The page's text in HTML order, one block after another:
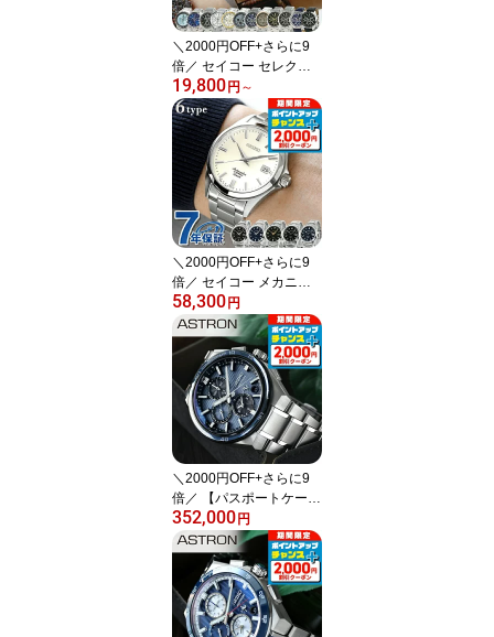
プレゼント 男性 学生 受
験用 試験用 選べるモデ
ル
＼2000円OFF+さらに9
倍／ セイコー セレクシ
ョン 腕時計 メンズ スー
ツ 仕事 就職 誕生日 革 S
EIKO スピリット SPIRIT
8Tクロノ SBTR ブランド
おしゃれ アナログ 防水
プレゼント 男性 実用的
学生 受験生 受験用 試験
用 受験対応 選べるモデ
ル
19,800 円 ～
＼2000円OFF+さらに9
倍／ セイコー メカニカ
ル ネット流通限定モデル
メンズ 腕時計 自動巻き
機械式 シルバー ホワイ
ト ブラック ネイビー 人
気 メタルベルト SEIKO
SZSB011 SZSB012 SZS
B013 SZSB014 ブランド
おしゃれ 防水 プレゼン
ト 男性 実用的
58,300 円
＼2000円OFF+さらに9
倍／ 【パスポートケース
付】 セイコー アストロ
ン ネクスター 大谷 翔平
モデル デュアルタイムク
ロノ GPS衛星電波ソーラ
ー 腕時計 メンズ コアシ
ョップ専用 流通限定 チ
352,000 円